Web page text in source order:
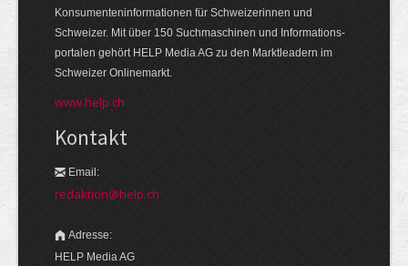
Konsumenten­informationen für Schweizerinnen und
Schweizer. Mit über 150 Suchmaschinen und Informations­
portalen gehört HELP Media AG zu den Markt­leadern im
Schweizer Onlinemarkt.
www.help.ch
Kontakt
Email:
redaktion@help.ch
Adresse:
HELP Media AG